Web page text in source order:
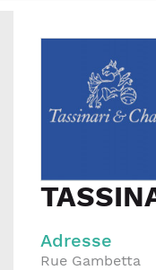
Adresse
Rue Gambetta